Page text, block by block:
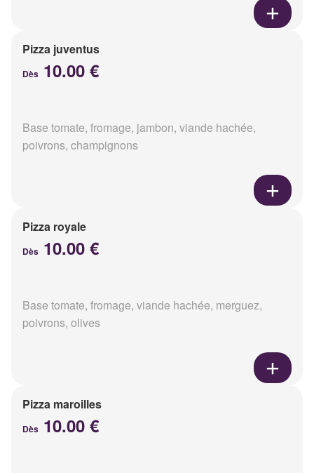
Pizza juventus
Dès 10.00 €
Base tomate, fromage, jambon, viande hachée,
poivrons, champignons
Pizza royale
Dès 10.00 €
Base tomate, fromage, viande hachée, merguez,
poivrons, olives
Pizza maroilles
Dès 10.00 €